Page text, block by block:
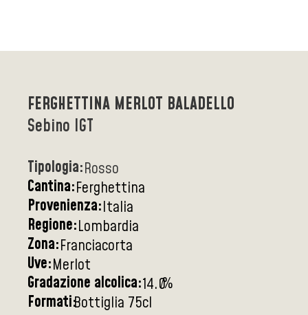
FERGHETTINA MERLOT BALADELLO
Sebino IGT
Tipologia:Rosso
Cantina:Ferghettina
Provenienza:Italia
Regione:Lombardia
Zona:Franciacorta
Uve:Merlot
Gradazione alcolica:14.0%
Formati:Bottiglia 75cl